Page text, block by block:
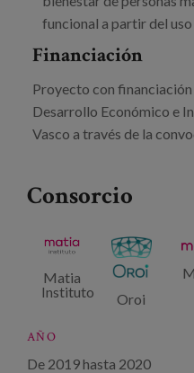
funcional a partir del
Financiación
Proyecto con
Desarrollo Económico e
Vasco a través de la
Consorcio
Matia
Instituto
Oroi
AÑO
De 2019hasta 2020